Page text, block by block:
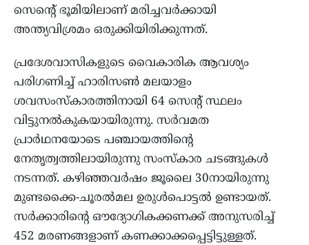
സെന്റെ് ഭൂമിയിലാണ് മരിച്ചവർക്കായി
അന്ത്യവിശ്രമം ഒരുക്കിയിരിക്കുന്നത്.
പ്രദേശവാസികളുടെ വൈകാരിക ആവശ്യം
പരിഗണിച്ച് ഹാരിസൺ മലയാളം
ശവസംസ്‌കാരത്തിനായി 64 സെന്റ് സ്ഥലം
വിട്ടുനൽകുകയായിരുന്നു. സർവമത
പ്രാർഥനയോടെ പഞ്ചായത്തിന്റെ
നേതൃത്വത്തിലായിരുന്നു സംസ്‌കാര ചടങ്ങുകൾ
നടന്നത്. കഴിഞ്ഞവർഷം ജൂലൈ 30നായിരുന്നു
മുണ്ടക്കൈ-ചൂരൽമല ഉരുൾ‌പൊട്ടൽ ഉണ്ടായത്.
സർക്കാരിന്റെ ഔദ്യോഗികക്കണക്ക് അനുസരിച്ച്
452 മരണങ്ങളാണ് കണക്കാക്കപ്പെട്ടിട്ടുള്ളത്.